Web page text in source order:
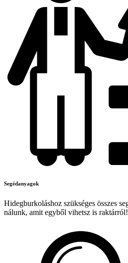
Segédanyagok
Hidegburkoláshoz szükséges összes
nálunk, amit egyből vihetsz is raktárról!